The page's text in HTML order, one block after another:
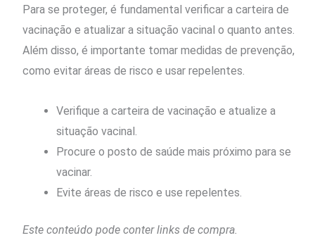
Para se proteger, é fundamental verificar a carteira de
vacinação e atualizar a situação vacinal o quanto antes.
Além disso, é importante tomar medidas de prevenção,
como evitar áreas de risco e usar repelentes.
Verifique a carteira de vacinação e atualize a
situação vacinal.
Procure o posto de saúde mais próximo para se
vacinar.
Evite áreas de risco e use repelentes.
Este conteúdo pode conter links de compra.